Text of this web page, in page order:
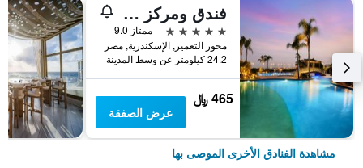
فندق ومركز مؤتمرات راديسون بلو، الإسكندرية
5 نجوم
ممتاز 9.0
محور التعمير, الإسكندرية, مصر
24.2 كيلومتر عن وسط المدينة
465 ﷼
عرض الصفقة
مشاهدة الفنادق الأخرى الموصى بها